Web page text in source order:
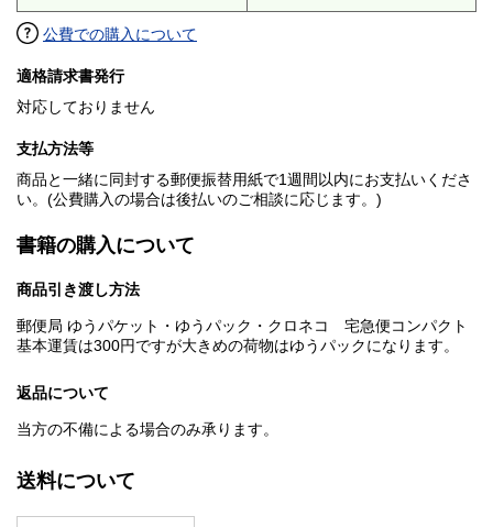
公費での購入について
適格請求書発行
対応しておりません
支払方法等
商品と一緒に同封する郵便振替用紙で1週間以内にお支払いくださ
い。(公費購入の場合は後払いのご相談に応じます。)
書籍の購入について
商品引き渡し方法
郵便局 ゆうパケット・ゆうパック・クロネコ 宅急便コンパクト
基本運賃は300円ですが大きめの荷物はゆうパックになります。
返品について
当方の不備による場合のみ承ります。
送料について